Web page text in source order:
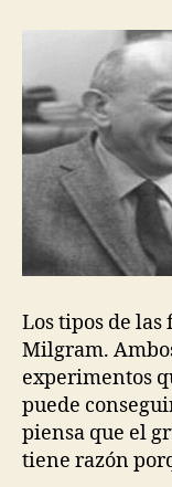
Los tipos de las
Milgram.
experimentos
puede
piensa que el
tiene razón